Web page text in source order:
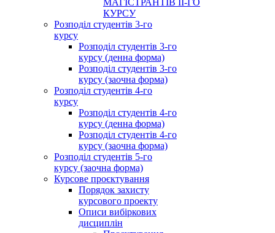
МАГІСТРАНТІВ ІІ-ГО
КУРСУ
Розподіл студентів 3-го
курсу
Розподіл студентів 3-го
курсу (денна форма)
Розподіл студентів 3-го
курсу (заочна форма)
Розподіл студентів 4-го
курсу
Розподіл студентів 4-го
курсу (денна форма)
Розподіл студентів 4-го
курсу (заочна форма)
Розподіл студентів 5-го
курсу (заочна форма)
Курсове проєктування
Порядок захисту
курсового проекту
Описи вибіркових
дисциплін